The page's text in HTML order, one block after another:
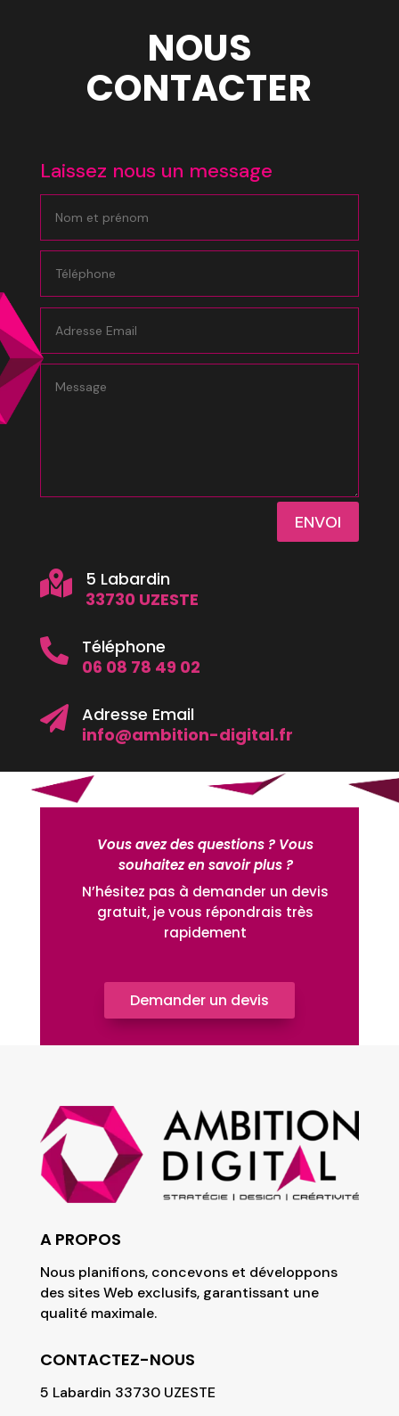
NOUS
CONTACTER
Laissez nous un message
ENVOI

5 Labardin
33730 UZESTE

Téléphone
06 08 78 49 02

Adresse Email
info@ambition-digital.fr
Vous avez des questions ? Vous
souhaitez en savoir plus ?
N’hésitez pas à demander un devis
gratuit, je vous répondrais très
rapidement
Demander un devis
A PROPOS
Nous planifions, concevons et développons
des sites Web exclusifs, garantissant une
qualité maximale.
CONTACTEZ-NOUS
5 Labardin 33730 UZESTE